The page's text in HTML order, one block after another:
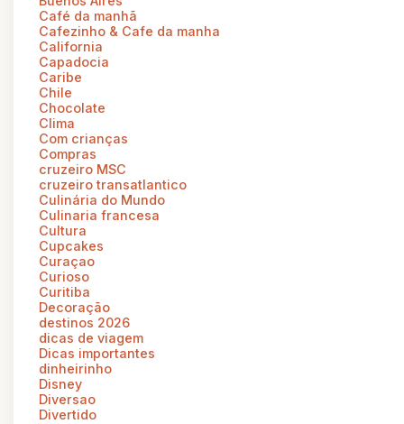
Café da manhã
Cafezinho & Cafe da manha
California
Capadocia
Caribe
Chile
Chocolate
Clima
Com crianças
Compras
cruzeiro MSC
cruzeiro transatlantico
Culinária do Mundo
Culinaria francesa
Cultura
Cupcakes
Curaçao
Curioso
Curitiba
Decoração
destinos 2026
dicas de viagem
Dicas importantes
dinheirinho
Disney
Diversao
Divertido